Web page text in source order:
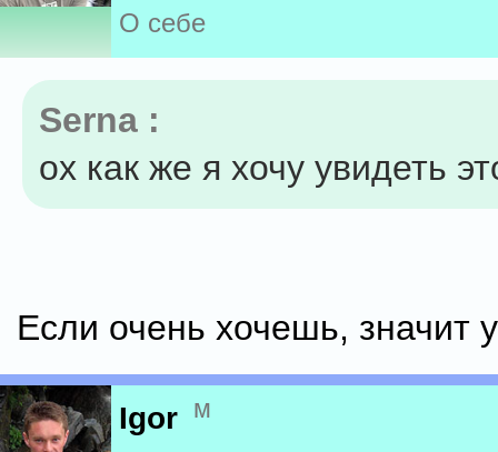
О себе
Serna :
ох как же я хочу увидеть
Если очень хочешь, значит
Igor м